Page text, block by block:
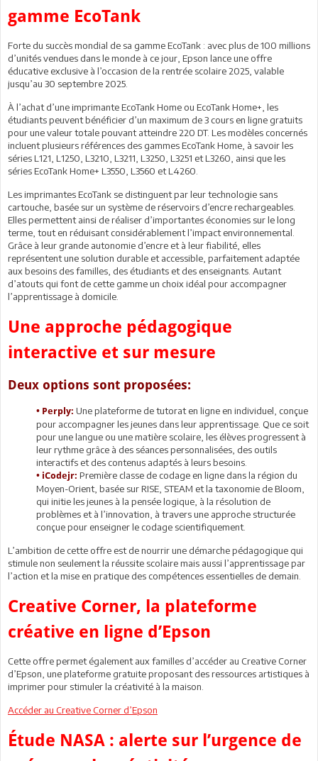
gamme EcoTank
Forte du succès mondial de sa gamme EcoTank : avec plus de 100 millions
d’unités vendues dans le monde à ce jour, Epson lance une offre
éducative exclusive à l’occasion de la rentrée scolaire 2025, valable
jusqu’au 30 septembre 2025.
À l’achat d’une imprimante EcoTank Home ou EcoTank Home+, les
étudiants peuvent bénéficier d’un maximum de 3 cours en ligne gratuits
pour une valeur totale pouvant atteindre 220 DT. Les modèles concernés
incluent plusieurs références des gammes EcoTank Home, à savoir les
séries L121, L1250, L3210, L3211, L3250, L3251 et L3260, ainsi que les
séries EcoTank Home+ L3550, L3560 et L4260.
Les imprimantes EcoTank se distinguent par leur technologie sans
cartouche, basée sur un système de réservoirs d’encre rechargeables.
Elles permettent ainsi de réaliser d’importantes économies sur le long
terme, tout en réduisant considérablement l’impact environnemental.
Grâce à leur grande autonomie d’encre et à leur fiabilité, elles
représentent une solution durable et accessible, parfaitement adaptée
aux besoins des familles, des étudiants et des enseignants. Autant
d’atouts qui font de cette gamme un choix idéal pour accompagner
l’apprentissage à domicile.
Une approche pédagogique
interactive et sur mesure
Deux options sont proposées:
• Perply: Une plateforme de tutorat en ligne en individuel, conçue
pour accompagner les jeunes dans leur apprentissage. Que ce soit
pour une langue ou une matière scolaire, les élèves progressent à
leur rythme grâce à des séances personnalisées, des outils
interactifs et des contenus adaptés à leurs besoins.
• iCodejr: Première classe de codage en ligne dans la région du
Moyen-Orient, basée sur RISE, STEAM et la taxonomie de Bloom,
qui initie les jeunes à la pensée logique, à la résolution de
problèmes et à l’innovation, à travers une approche structurée
conçue pour enseigner le codage scientifiquement.
L’ambition de cette offre est de nourrir une démarche pédagogique qui
stimule non seulement la réussite scolaire mais aussi l’apprentissage par
l’action et la mise en pratique des compétences essentielles de demain.
Creative Corner, la plateforme
créative en ligne d’Epson
Cette offre permet également aux familles d’accéder au Creative Corner
d’Epson, une plateforme gratuite proposant des ressources artistiques à
imprimer pour stimuler la créativité à la maison.
Accéder au Creative Corner d’Epson
Étude NASA : alerte sur l’urgence de